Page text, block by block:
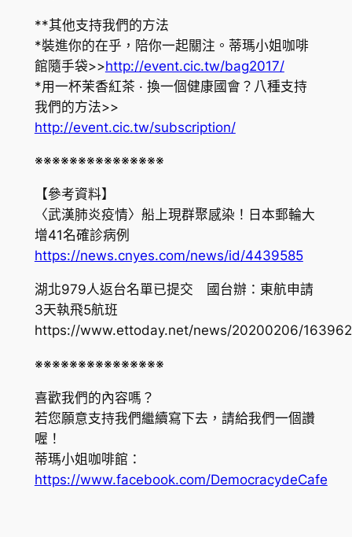
**其他支持我們的方法
*裝進你的在乎，陪你一起關注。蒂瑪小姐咖啡
館隨手袋>>http://event.cic.tw/bag2017/
*用一杯茉香紅茶 · 換一個健康國會？八種支持
我們的方法>>
http://event.cic.tw/subscription/
※※※※※※※※※※※※※※※
【參考資料】
〈武漢肺炎疫情〉船上現群聚感染！日本郵輪大
增41名確診病例
https://news.cnyes.com/news/id/4439585
湖北979人返台名單已提交 國台辦：東航申請
3天執飛5航班
https://www.ettoday.net/news/20200206/
※※※※※※※※※※※※※※※
喜歡我們的內容嗎？
若您願意支持我們繼續寫下去，請給我們一個讚
喔！
蒂瑪小姐咖啡館：
https://www.facebook.com/DemocracydeCafe